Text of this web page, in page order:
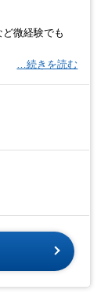
ど微経験でも
…続きを読む